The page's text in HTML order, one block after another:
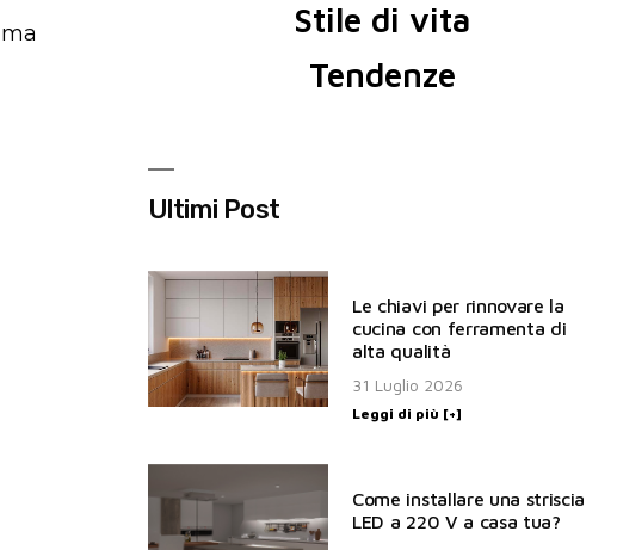
ma
Stile di vita
Tendenze
Ultimi Post
Le chiavi per rinnovare la
cucina con ferramenta di
alta qualità
31 Luglio 2026
Leggi di più [+]
Come installare una striscia
LED a 220 V a casa tua?